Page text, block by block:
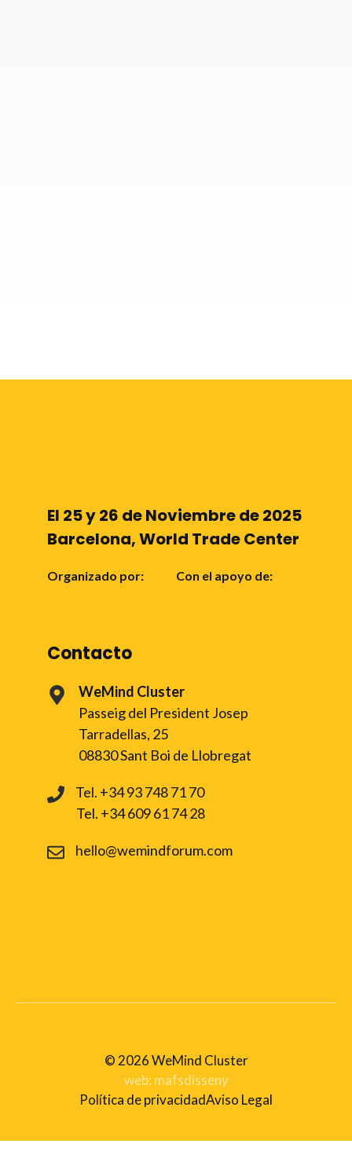
El 25 y 26 de Noviembre de 2025
Barcelona, World Trade Center
Organizado por: Con el apoyo de:
Contacto
WeMind Cluster
Passeig del President Josep
Tarradellas, 25
08830 Sant Boi de Llobregat
Tel. +34 93 748 71 70
Tel. +34 609 61 74 28
hello@wemindforum.com
© 2026WeMind Cluster
web: mafsdisseny
Política de privacidadAviso Legal